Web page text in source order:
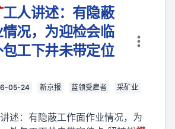
工人讲述：有隐蔽
况，为迎检会临
工下井未带定位
05-24 新京报 蓝领受雇者
采矿业
述：有隐蔽工作面作业情况，为